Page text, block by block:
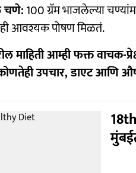
चणे:100 ग्रॅम भाजलेल्या
आवश्यक पोषण मिळतं.
माहिती आम्ही फक्त वाचक-
उपचार, डाएट आणि